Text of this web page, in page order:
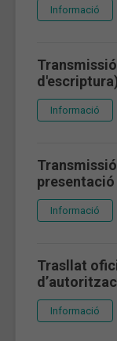
Informació
Informació
Informació
Trasllat
Informació